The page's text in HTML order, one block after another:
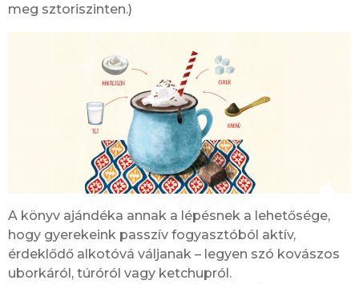
meg sztoriszinten.)
A könyv ajándéka annak a lépésnek a lehetősége,
hogy gyerekeink passzív fogyasztóból aktív,
érdeklődő alkotóvá váljanak – legyen szó kovászos
uborkáról, túróról vagy ketchupról.